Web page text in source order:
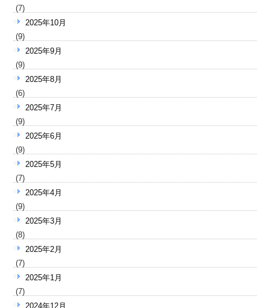
(7)
2025年10月
(9)
2025年9月
(9)
2025年8月
(6)
2025年7月
(9)
2025年6月
(9)
2025年5月
(7)
2025年4月
(9)
2025年3月
(8)
2025年2月
(7)
2025年1月
(7)
2024年12月